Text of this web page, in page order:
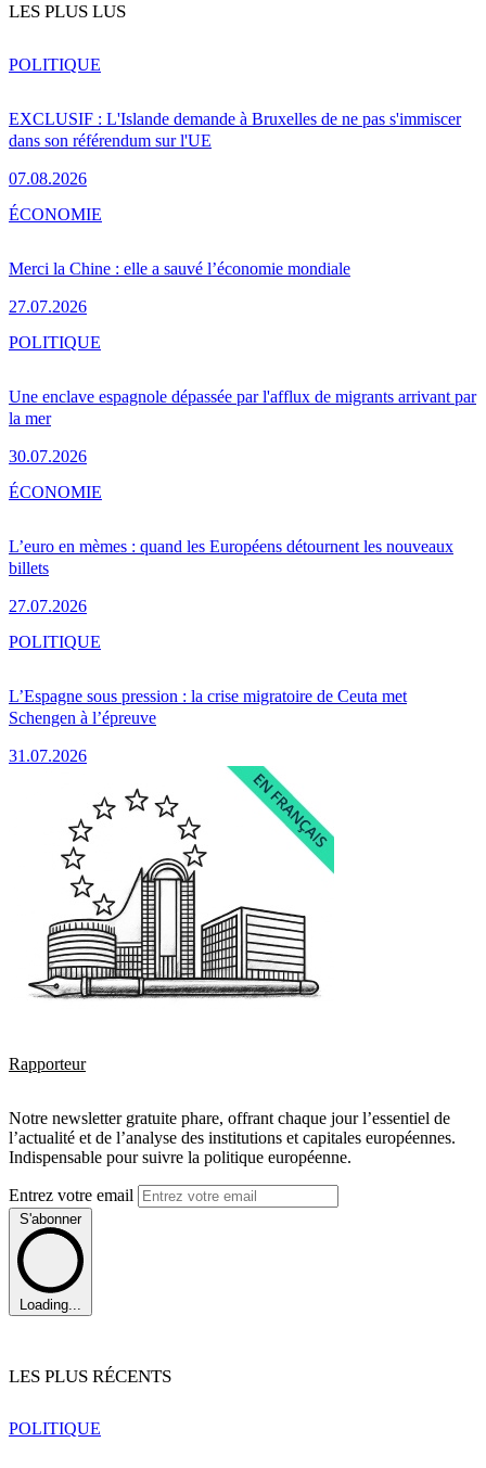
LES PLUS LUS
EXCLUSIF : L'Islande demande à Bruxelles de ne pas s'immiscer
dans son référendum sur l'UE
07.08.2026
POLITIQUE
Merci la Chine : elle a sauvé l’économie mondiale
27.07.2026
ÉCONOMIE
Une enclave espagnole dépassée par l'afflux de migrants arrivant par
la mer
30.07.2026
POLITIQUE
L’euro en mèmes : quand les Européens détournent les nouveaux
billets
27.07.2026
ÉCONOMIE
L’Espagne sous pression : la crise migratoire de Ceuta met
Schengen à l’épreuve
31.07.2026
POLITIQUE
Rapporteur
Notre newsletter gratuite phare, offrant chaque jour l’essentiel de
l’actualité et de l’analyse des institutions et capitales européennes.
Indispensable pour suivre la politique européenne.
Entrez votre email
S'abonner
Loading...
LES PLUS RÉCENTS
POLITIQUE